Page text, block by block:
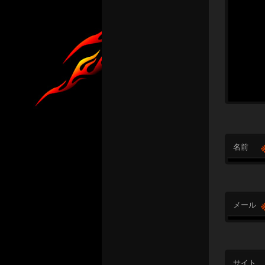
名前
メール
サイト